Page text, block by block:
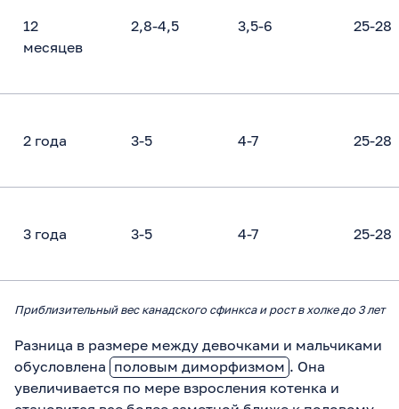
12
месяцев
2,8-4,5 3,5-6 25-28
2 года 3-5 4-7 25-28
3 года 3-5 4-7 25-28
Приблизительный вес канадского сфинкса и рост в холке до 3 лет
Разница в размере между девочками и мальчиками
обусловлена половым диморфизмом . Она
увеличивается по мере взросления котенка и